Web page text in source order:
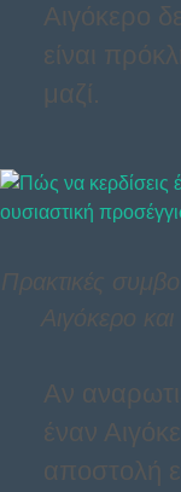
Αιγόκερο
είναι
μαζί.
Πρακτικές
Αιγόκερο
Αν
έναν
αποστολή